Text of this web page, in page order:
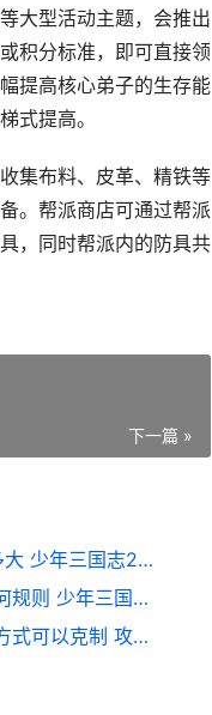
大型活动主题，会推出
积分标准，即可直接领
提高核心弟子的生存能
式提高。
集布料、皮革、精铁等
。帮派商店可通过帮派
，同时帮派内的防具共
下一篇 »
少年三国志2红颜的重要性有多大 少年三国志2红颜貂蝉泡温泉
少年三国志武将的等级分配有何规则 少年三国志武将时装在哪更换
对宋宪的攻城掠地行为是否有方式可以克制 攻城掠地宋宪